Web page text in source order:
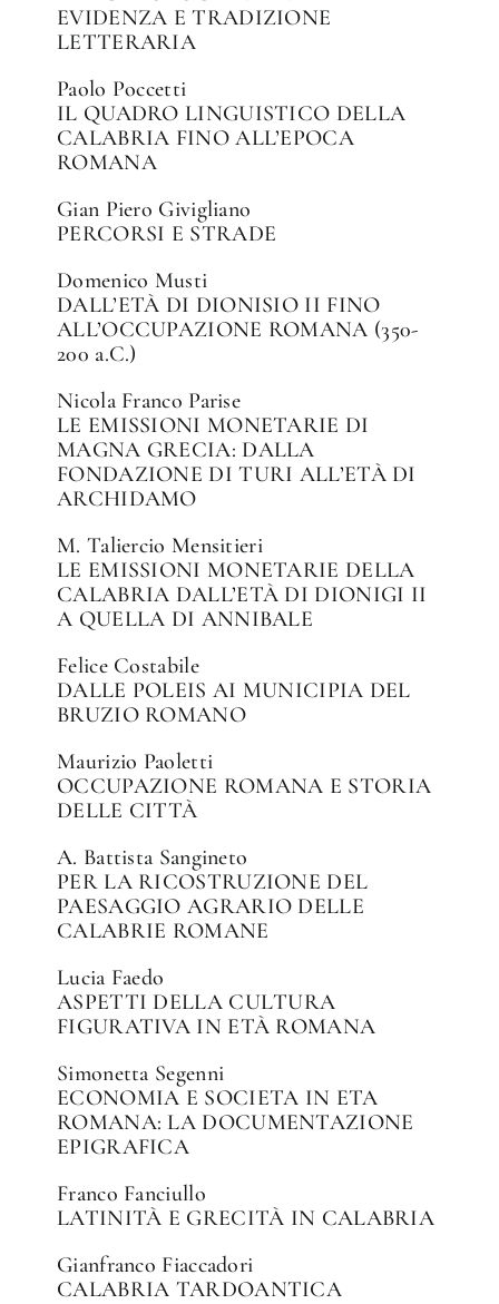
EVIDENZA E TRADIZIONE
LETTERARIA
Paolo Poccetti
IL QUADRO LINGUISTICO DELLA
CALABRIA FINO ALL’EPOCA
ROMANA
Gian Piero Givigliano
PERCORSI E STRADE
Domenico Musti
DALL’ETÀ DI DIONISIO II FINO
ALL’OCCUPAZIONE ROMANA (350-
200 a.C.)
Nicola Franco Parise
LE EMISSIONI MONETARIE DI
MAGNA GRECIA: DALLA
FONDAZIONE DI TURI ALL’ETÀ DI
ARCHIDAMO
M. Taliercio Mensitieri
LE EMISSIONI MONETARIE DELLA
CALABRIA DALL’ETÀ DI DIONIGI II
A QUELLA DI ANNIBALE
Felice Costabile
DALLE POLEIS AI MUNICIPIA DEL
BRUZIO ROMANO
Maurizio Paoletti
OCCUPAZIONE ROMANA E STORIA
DELLE CITTÀ
A. Battista Sangineto
PER LA RICOSTRUZIONE DEL
PAESAGGIO AGRARIO DELLE
CALABRIE ROMANE
Lucia Faedo
ASPETTI DELLA CULTURA
FIGURATIVA IN ETÀ ROMANA
Simonetta Segenni
ECONOMIA E SOCIETA IN ETA
ROMANA: LA DOCUMENTAZIONE
EPIGRAFICA
Franco Fanciullo
LATINITÀ E GRECITÀ IN CALABRIA
Gianfranco Fiaccadori
CALABRIA TARDOANTICA